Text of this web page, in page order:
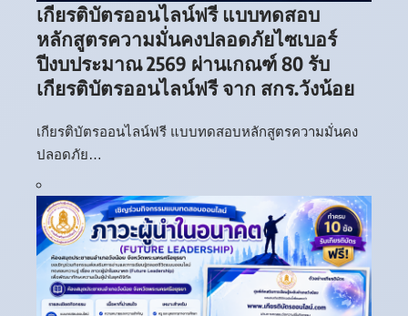
เกียรติบัตรออนไลน์ฟรี แบบทดสอบ
หลักสูตรความมั่นคงปลอดภัยไซเบอร์
ปีงบประมาณ 2569 ผ่านเกณฑ์ 80 รับ
เกียรติบัตรออนไลน์ฟรี จาก สกร.วังน้อย
เกียรติบัตรออนไลน์ฟรี แบบทดสอบหลักสูตรความมั่นคง
ปลอดภัย…